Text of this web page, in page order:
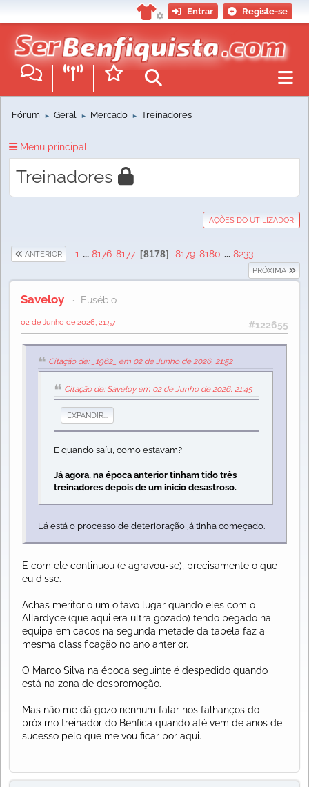
Entrar Registe-se
Fórum ► Geral ► Mercado ► Treinadores
Menu principal
Treinadores
AÇÕES DO UTILIZADOR
ANTERIOR 1 ... 8176 8177 8178 8179 8180 ... 8233
PRÓXIMA
Saveloy Eusébio
#122655
02 de Junho de 2026, 21:57
Citação de: _1962_ em 02 de Junho de 2026, 21:52
Citação de: Saveloy em 02 de Junho de 2026, 21:45
EXPANDIR...
E quando saíu, como estavam?
Já agora, na época anterior tinham tido três
treinadores depois de um inicio desastroso.
Lá está o processo de deterioração já tinha começado.
E com ele continuou (e agravou-se), precisamente o que
eu disse.
Achas meritório um oitavo lugar quando eles com o
Allardyce (que aqui era ultra gozado) tendo pegado na
equipa em cacos na segunda metade da tabela faz a
mesma classificação no ano anterior.
O Marco Silva na época seguinte é despedido quando
está na zona de despromoção.
Mas não me dá gozo nenhum falar nos falhanços do
próximo treinador do Benfica quando até vem de anos de
sucesso pelo que me vou ficar por aqui.